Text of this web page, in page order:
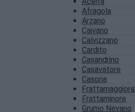
Afragola
Arzano
Caivano
Calvizzano
Cardito
Casandrino
Casavatore
Casoria
Frattamaggiore
Frattaminore
Grumo Nevano